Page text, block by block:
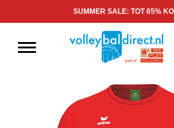
SUMMER SALE: TOT 65%